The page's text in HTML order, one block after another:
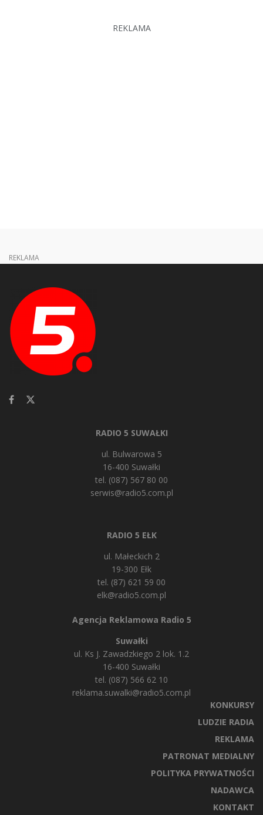
REKLAMA
REKLAMA
RADIO 5 SUWAŁKI
ul. Bulwarowa 5
16-400 Suwałki
tel. (087) 567 80 00
serwis@radio5.com.pl
RADIO 5 EŁK
ul. Małeckich 2
19-300 Ełk
tel. (87) 621 59 00
elk@radio5.com.pl
Agencja Reklamowa Radio 5
Suwałki
ul. Ks J. Zawadzkiego 2 lok. 1.2
16-400 Suwałki
tel. (087) 566 62 10
reklama.suwalki@radio5.com.pl
KONKURSY
LUDZIE RADIA
REKLAMA
PATRONAT MEDIALNY
POLITYKA PRYWATNOŚCI
NADAWCA
KONTAKT